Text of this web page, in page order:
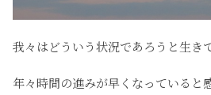
我々はどういう状況であろうと生き
年々時間の進みが早くなっていると